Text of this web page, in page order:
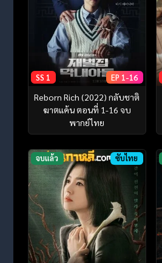
SS 1 EP 1-16
Reborn Rich (2022) กลับชาติ
ฆาตแค้น ตอนที่ 1-16 จบ
พากย์ไทย
จบแล้ว ซับไทย